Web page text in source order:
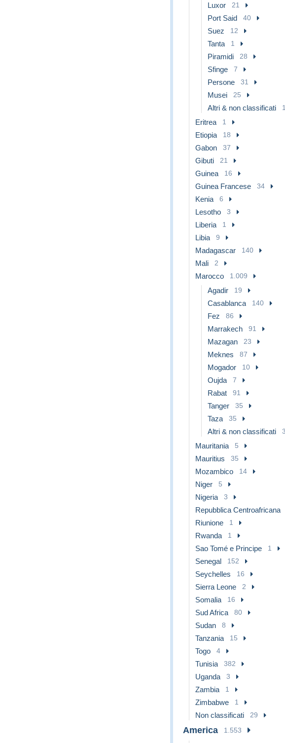
Luxor 21
Port Said 40
Suez 12
Tanta 1
Piramidi 28
Sfinge 7
Persone 31
Musei 25
Altri & non classificati
Eritrea 1
Etiopia 18
Gabon 37
Gibuti 21
Guinea 16
Guinea Francese 34
Kenia 6
Lesotho 3
Liberia 1
Libia 9
Madagascar 140
Mali 2
Marocco 1.009
Agadir 19
Casablanca 140
Fez 86
Marrakech 91
Mazagan 23
Meknes 87
Mogador 10
Oujda 7
Rabat 91
Tanger 35
Taza 35
Altri & non classificati
Mauritania 5
Mauritius 35
Mozambico 14
Niger 5
Nigeria 3
Repubblica Centroafricana
Riunione 1
Rwanda 1
Sao Tomé e Principe 1
Senegal 152
Seychelles 16
Sierra Leone 2
Somalia 16
Sud Africa 80
Sudan 8
Tanzania 15
Togo 4
Tunisia 382
Uganda 3
Zambia 1
Zimbabwe 1
Non classificati 29
America 1.553